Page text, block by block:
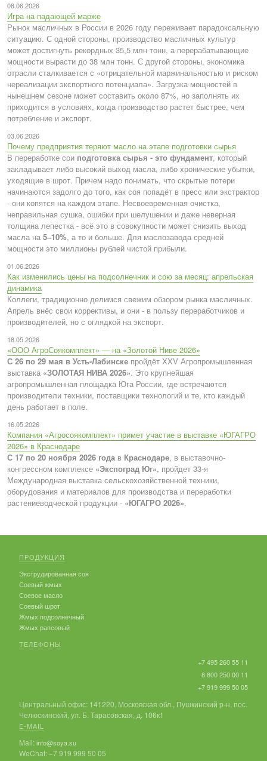
08.06.2026
Игра на падающей марже
Рынок масличных в России в 2026 году переживает парадоксальную
ситуацию. С одной стороны, производство масличных культур
может достигнуть рекордных 35,5 млн тонн, а перерабатывающие
мощности вырасти до 38 млн тонн. С другой стороны, экономика
отрасли сталкивается с «отрицательной маржинальностью и риском
нереализации экспортного потенциала». Загрузка мощностей в
нынешнем сезоне может составить около 87%, но заполнять их
приходится в условиях, когда производство растет быстрее, чем
потребление и экспорт.
03.06.2026
Почему предприятия теряют масло на этапе подготовки сырья
В переработке сои подготовка сырья - это фундамент, который
закладывает либо высокий выход масла, либо хронические убытки,
уходящие в шрот. Причем надо понимать, что скрытые потери
начинаются задолго до того, как соя попадёт в пресс или экстрактор
- они копятся на каждом этапе. Несвоевременная очистка,
неправильная сушка, ошибки при шелушении и даже неверная
толщина лепестка - всё это в совокупности может снизить выход
масла на 5–10%, а то и больше. Для маслозавода средней
мощности это миллионы рублей чистой прибыли.
01.06.2026
Как изменились цены на подсолнечник и сою за месяц: апрельская
динамика
Коллеги, традиционно делимся свежим обзором рынка масличных.
Апрель внёс свои коррективы, и они - в пользу переработчиков и
производителей, но с оглядкой на экспорт.
18.05.2026
«ООО АгроСоякомплект» — на «Золотой Ниве 2026»
С 26 по 29 мая в Усть-Лабинске пройдёт XXV Агропромышленная
выставка «ЗОЛОТАЯ НИВА 2026». Это крупнейшая
агропромышленная площадка Юга России, где встречаются
производители техники, поставщики технологий и те, кто каждый
день работает в поле.
16.05.2026
Компания «Агросоякомплект» примет участие в выставке «ЮГАГРО
2026» в Краснодаре
С 17 по 20 ноября 2026 годав Краснодаре, в выставочно-
конгрессном комплексе «Экспоград Юг», пройдет 33-я
Международная выставка сельскохозяйственной техники,
оборудования и материалов для производства и переработки
растениеводческой продукции - «ЮГАГРО 2026».
ПРОДУКЦИЯ
Экструдированная соя
Соевый жмых
Соевое масло
Соевый шрот
Жмых подсолнечный
Жмых рапсовый
ТЕЛЕФОНЫ
+7 495 260 55 11
8 800 250 00 11
+7 919 999 50 05
Центральный офис: 141220, Московская обл., Пушкинский р-н, пос.
Челюскинский, ул. Б. Тарасовская, д. 106к1
E-MAIL
Mail:info@soya.su
WeChat: +7 919 999 50 05